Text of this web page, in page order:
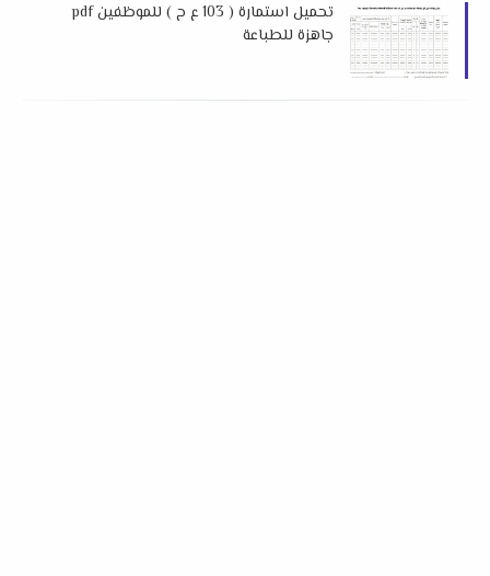
تحميل استمارة ( 103 ع ح ) للموظفين pdf
جاهزة للطباعة